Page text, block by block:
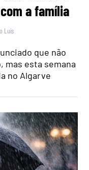
a família
Luís
que não
mas esta semana
no Algarve